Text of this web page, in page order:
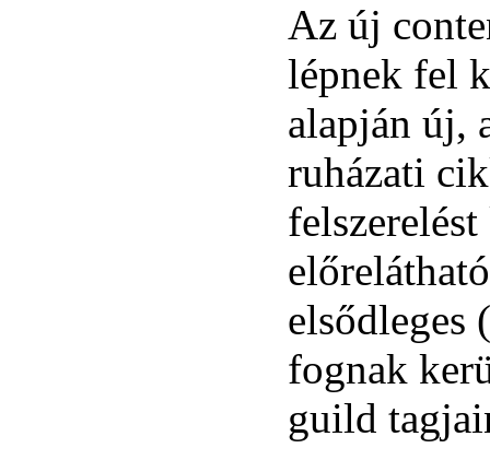
Az új
lépnek fel
alapján új,
ruházati
elsődleges
fognak
guild